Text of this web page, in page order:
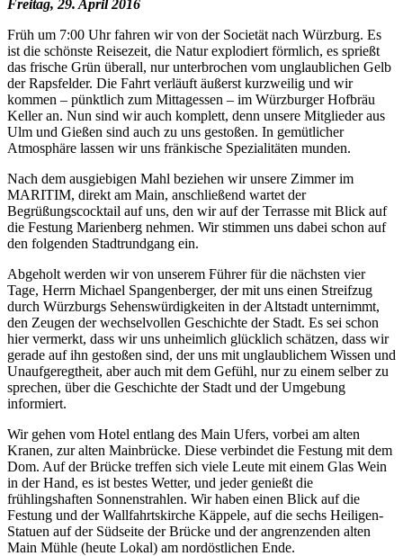
Freitag, 29. April 2016
Früh um 7:00 Uhr fahren wir von der Societät nach Würzburg. Es
ist die schönste Reisezeit, die Natur explodiert förmlich, es sprießt
das frische Grün überall, nur unterbrochen vom unglaublichen Gelb
der Rapsfelder. Die Fahrt verläuft äußerst kurzweilig und wir
kommen – pünktlich zum Mittagessen – im Würzburger Hofbräu
Keller an. Nun sind wir auch komplett, denn unsere Mitglieder aus
Ulm und Gießen sind auch zu uns gestoßen. In gemütlicher
Atmosphäre lassen wir uns fränkische Spezialitäten munden.
Nach dem ausgiebigen Mahl beziehen wir unsere Zimmer im
MARITIM, direkt am Main, anschließend wartet der
Begrüßungscocktail auf uns, den wir auf der Terrasse mit Blick auf
die Festung Marienberg nehmen. Wir stimmen uns dabei schon auf
den folgenden Stadtrundgang ein.
Abgeholt werden wir von unserem Führer für die nächsten vier
Tage, Herrn Michael Spangenberger, der mit uns einen Streifzug
durch Würzburgs Sehenswürdigkeiten in der Altstadt unternimmt,
den Zeugen der wechselvollen Geschichte der Stadt. Es sei schon
hier vermerkt, dass wir uns unheimlich glücklich schätzen, dass wir
gerade auf ihn gestoßen sind, der uns mit unglaublichem Wissen und
Unaufgeregtheit, aber auch mit dem Gefühl, nur zu einem selber zu
sprechen, über die Geschichte der Stadt und der Umgebung
informiert.
Wir gehen vom Hotel entlang des Main Ufers, vorbei am alten
Kranen, zur alten Mainbrücke. Diese verbindet die Festung mit dem
Dom. Auf der Brücke treffen sich viele Leute mit einem Glas Wein
in der Hand, es ist bestes Wetter, und jeder genießt die
frühlingshaften Sonnenstrahlen. Wir haben einen Blick auf die
Festung und der Wallfahrtskirche Käppele, auf die sechs Heiligen-
Statuen auf der Südseite der Brücke und der angrenzenden alten
Main Mühle (heute Lokal) am nordöstlichen Ende.